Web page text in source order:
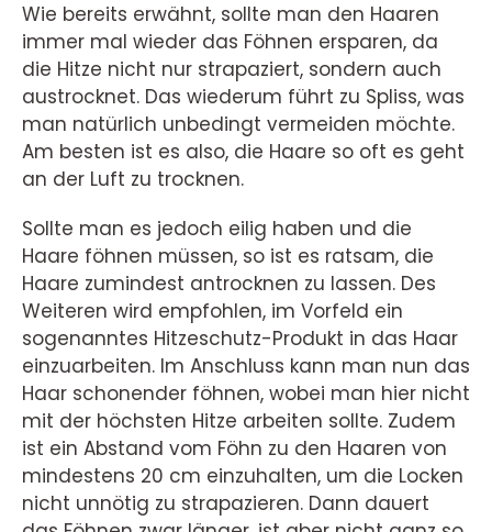
Wie bereits erwähnt, sollte man den Haaren
immer mal wieder das Föhnen ersparen, da
die Hitze nicht nur strapaziert, sondern auch
austrocknet. Das wiederum führt zu Spliss, was
man natürlich unbedingt vermeiden möchte.
Am besten ist es also, die Haare so oft es geht
an der Luft zu trocknen.
Sollte man es jedoch eilig haben und die
Haare föhnen müssen, so ist es ratsam, die
Haare zumindest antrocknen zu lassen. Des
Weiteren wird empfohlen, im Vorfeld ein
sogenanntes Hitzeschutz-Produkt in das Haar
einzuarbeiten. Im Anschluss kann man nun das
Haar schonender föhnen, wobei man hier nicht
mit der höchsten Hitze arbeiten sollte. Zudem
ist ein Abstand vom Föhn zu den Haaren von
mindestens 20 cm einzuhalten, um die Locken
nicht unnötig zu strapazieren. Dann dauert